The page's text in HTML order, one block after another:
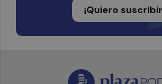
¡Quiero